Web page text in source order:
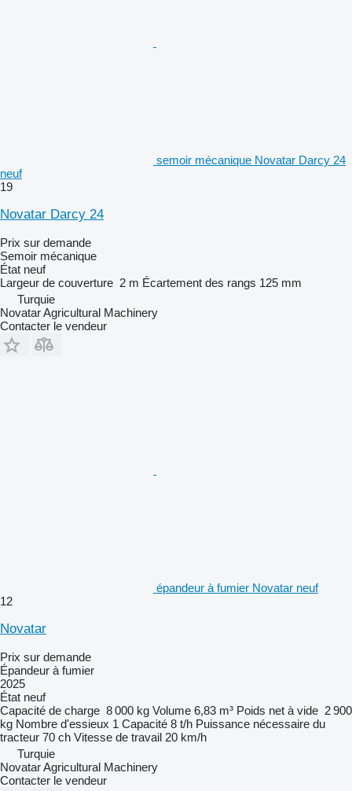
semoir mécanique Novatar Darcy 24
neuf
19
Novatar Darcy 24
Prix sur demande
Semoir mécanique
État neuf
Largeur de couverture 2 m Écartement des rangs 125 mm
Turquie
Novatar Agricultural Machinery
Contacter le vendeur
épandeur à fumier Novatar neuf
12
Novatar
Prix sur demande
Épandeur à fumier
2025
État neuf
Capacité de charge 8 000 kg Volume 6,83 m³ Poids net à vide 2 900
kg Nombre d'essieux 1 Capacité 8 t/h Puissance nécessaire du
tracteur 70 ch Vitesse de travail 20 km/h
Turquie
Novatar Agricultural Machinery
Contacter le vendeur